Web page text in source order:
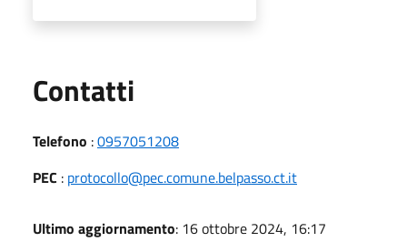
Contatti
Telefono :0957051208
PEC : protocollo@pec.comune.belpasso.ct.it
Ultimo aggiornamento: 16 ottobre 2024, 16:17